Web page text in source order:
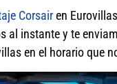
Corsairen
al instante y te
en el horario que